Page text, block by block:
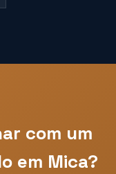
com um
em Mica?